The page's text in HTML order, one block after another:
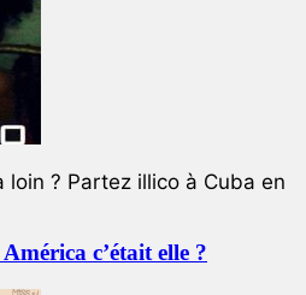
loin ? Partez illico à Cuba en
c’était elle ?